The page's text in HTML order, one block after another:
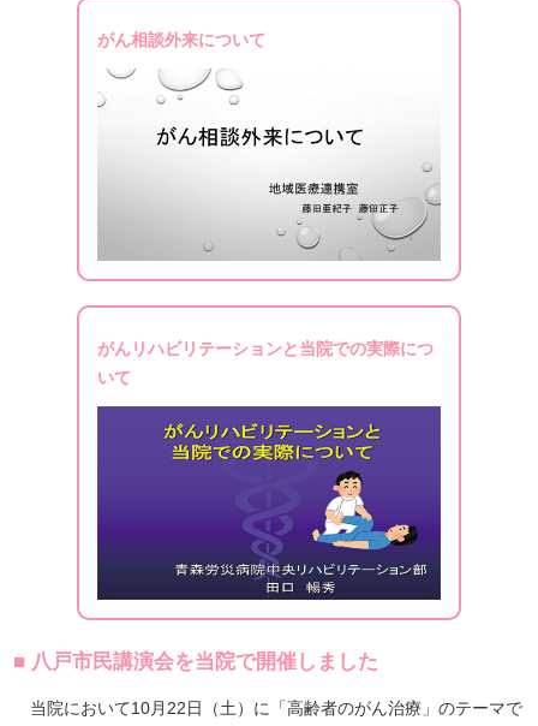
がん相談外来について
がんリハビリテーションと当院での実際につ
いて
■ 八戸市民講演会を当院で開催しました
当院において10月22日（土）に「高齢者のがん治療」のテーマで